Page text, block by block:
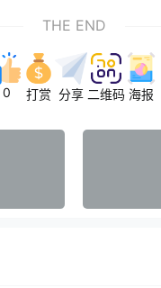
THE END
0 打赏 分享 二维码 海报